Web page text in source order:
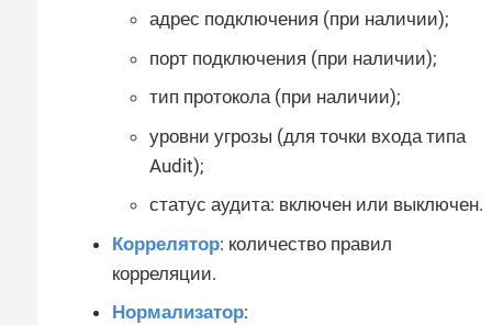
адрес подключения (при наличии);
порт подключения (при наличии);
тип протокола (при наличии);
уровни угрозы (для точки входа типа
Audit);
статус аудита: включен или выключен.
Коррелятор: количество правил
корреляции.
Нормализатор: